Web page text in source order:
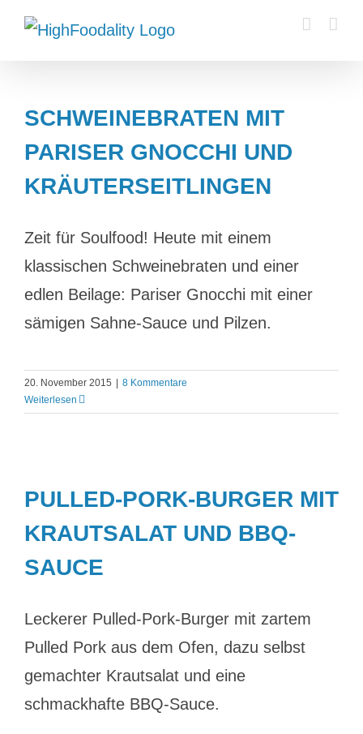
Zum
Inhalt
SCHWEINEBRATEN MIT
PARISER GNOCCHI UND
KRÄUTERSEITLINGEN
Zeit für Soulfood! Heute mit einem
klassischen Schweinebraten und einer
edlen Beilage: Pariser Gnocchi mit einer
sämigen Sahne-Sauce und Pilzen.
20. November 2015
8 Kommentare
Weiterlesen
PULLED-PORK-BURGER MIT
KRAUTSALAT UND BBQ-
SAUCE
Leckerer Pulled-Pork-Burger mit zartem
Pulled Pork aus dem Ofen, dazu selbst
gemachter Krautsalat und eine
schmackhafte BBQ-Sauce.